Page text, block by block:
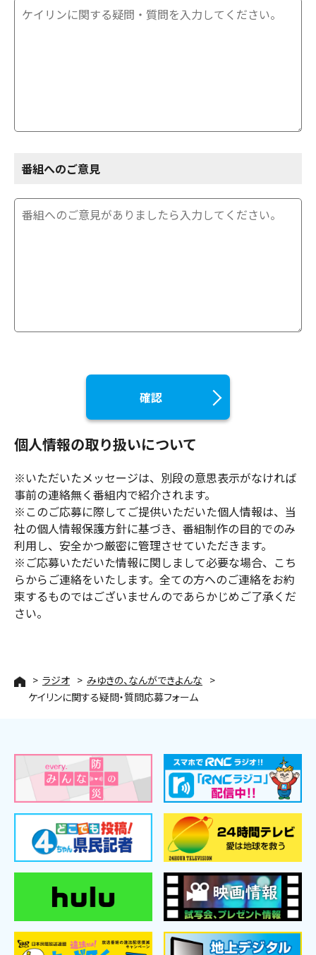
番組へのご意見
個人情報の取り扱いについて
※いただいたメッセージは、別段の意思表示がなければ
事前の連絡無く番組内で紹介されます。
※このご応募に際してご提供いただいた個人情報は、当
社の個人情報保護方針に基づき、番組制作の目的でのみ
利用し、安全かつ厳密に管理させていただきます。
※ご応募いただいた情報に関しまして必要な場合、こち
らからご連絡をいたします。全ての方へのご連絡をお約
束するものではございませんのであらかじめご了承くだ
さい。
ラジオ
みゆきの、なんができよんな
ケイリンに関する疑問・質問応募フォーム